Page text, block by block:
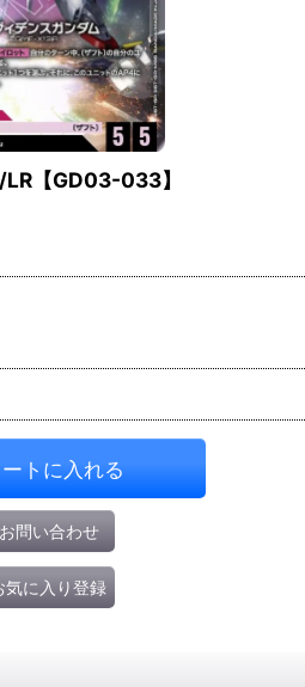
【GD03-033】
トに入れる
お問い合わせ
気に入り登録